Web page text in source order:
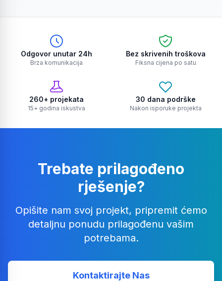
Odgovor unutar 24h
Brza komunikacija
Bez skrivenih troškova
Fiksna cijena po satu
260+ projekata
15+ godina iskustva
30 dana podrške
Nakon isporuke projekta
Trebate prilagođeno
rješenje?
Opišite nam svoj projekt, pripremit ćemo
detaljnu ponudu prilagođenu vašim
potrebama.
Kontaktirajte Nas